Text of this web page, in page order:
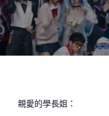
親愛的學長姐：